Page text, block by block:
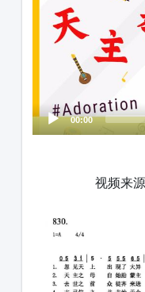
00:00
视频来